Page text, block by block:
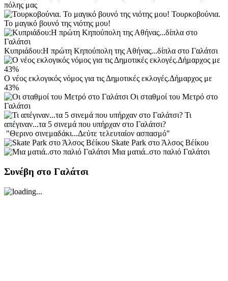
πόλης μας
Τουρκοβούνια.
Το μαγικό βουνό της νιότης μου!
Κυπριάδου:H πρώτη Κηπούπολη της Αθήνας...δίπλα στο Γαλάτσι
Ο νέος εκλογικός νόμος για τις Δημοτικές εκλογές.Δήμαρχος με
43%
Οι σταθμοί του Μετρό στο
Γαλάτσι
Τι
απέγιναν...τα 5 σινεμά που υπήρχαν στο Γαλάτσι?
"Θερινο σινεμαδάκι...Δεύτε τελευταίον ασπασμό"
Skate Park στο Άλσος Βέίκου
Μια ματιά..στο παλιό Γαλάτσι
Συνέβη στο Γαλάτσι